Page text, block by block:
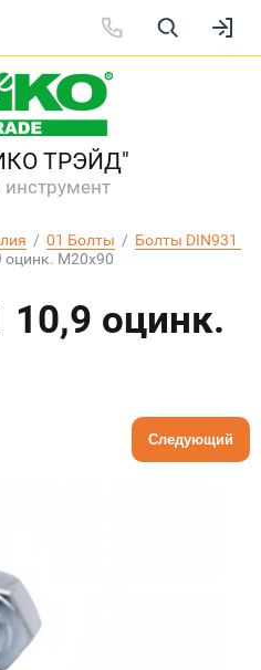
ТРЭЙД"
  /
01 Болты
  /
Болты DIN931
оцинк. М20х90
10,9 оцинк.
Следующий